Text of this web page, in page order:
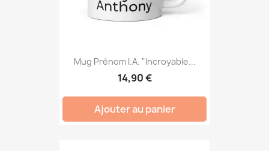
Mug Prénom I.A. "Incroyable...
14,90 €
Ajouter au panier